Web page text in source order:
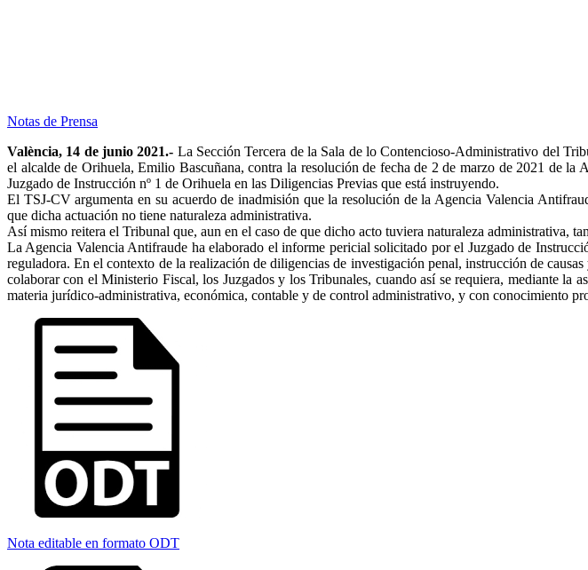
Notas de Prensa
València, 14 de junio 2021.- La Sección Tercera de la Sala de lo Contencioso-Administrativo del
el alcalde de Orihuela, Emilio Bascuñana, contra la resolución de fecha de 2 de marzo de 2021 de
Juzgado de Instrucción nº 1 de Orihuela en las Diligencias Previas que está instruyendo.
El TSJ-CV argumenta en su acuerdo de inadmisión que la resolución de la Agencia Valencia
que dicha actuación no tiene naturaleza administrativa.
Así mismo reitera el Tribunal que, aun en el caso de que dicho acto tuviera naturaleza administrativa,
La Agencia Valencia Antifraude ha elaborado el informe pericial solicitado por el Juzgado de
reguladora. En el contexto de la realización de diligencias de investigación penal, instrucción de
colaborar con el Ministerio Fiscal, los Juzgados y los Tribunales, cuando así se requiera, mediante la
materia jurídico-administrativa, económica, contable y de control administrativo, y con conocimiento
Nota editable en formato ODT